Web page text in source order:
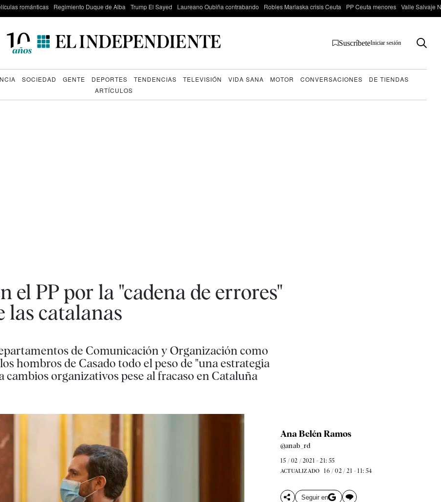
románticas Regimiento Duque de Alba Trump El Sayed Laureano Oubiña contrabando Robles Marlaska crisis Ceuta PP Ceuta menores Valle Salvaje
SuscríbeteIniciar sesión
SOCIEDAD GENTE DEPORTES TENDENCIAS TELEVISIÓN VIDA SANA MOTOR CONVERSACIONES
DE TIENDAS
ARTÍCULOS
el PP por la "cadena de errores"
las catalanas
de Comunicación y Organización como
hombros de Casado todo el peso de "una estrategia
cambios organizativos pese al fracaso en Cataluña
Ana Belén Ramos
@anab_rd
15 / 02 / 2021 - 21: 55
ACTUALIZADO 16 / 02 / 21 - 11: 54
Seguir en